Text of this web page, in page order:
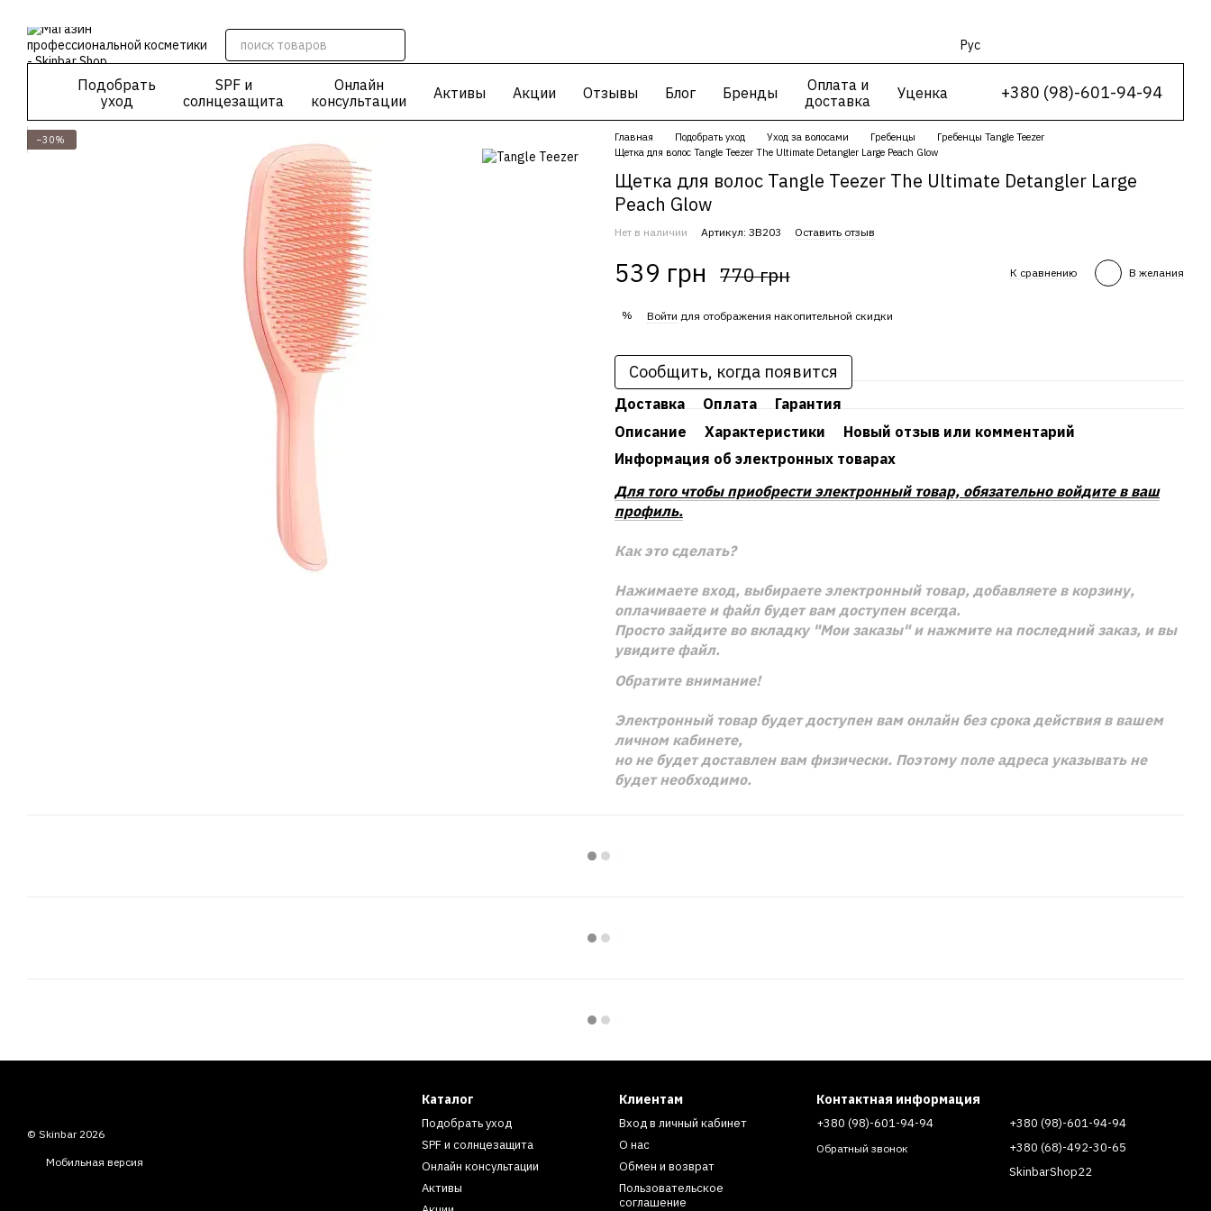
Рус
Подобрать
уход
SPF и
солнцезащита
Онлайн
консультации
Активы Акции Отзывы Блог Бренды
Оплата и
доставка
Уценка +380 (98)-601-94-94
−30% Главная Подобрать уход Уход за волосами Гребенцы
Гребенцы Tangle Teezer
Щетка для волос Tangle Teezer The Ultimate Detangler Large Peach Glow
Щетка для волос Tangle Teezer The Ultimate Detangler Large
Peach Glow
Нет в наличии Артикул: ЗВ203 Оставить отзыв
539 грн 770 грн К сравнению В желания
% Войти для отображения накопительной скидки
Сообщить, когда появится
Доставка Оплата
Гарантия
Описание
Характеристики
Новый отзыв или комментарий
Информация об электронных товарах
Для того чтобы приобрести электронный товар, обязательно войдите в ваш
профиль.
Как это сделать?
Нажимаете вход, выбираете электронный товар, добавляете в корзину,
оплачиваете и файл будет вам доступен всегда.
Просто зайдите во вкладку "Мои заказы" и нажмите на последний заказ, и вы
увидите файл.
Обратите внимание!
Электронный товар будет доступен вам онлайн без срока действия в вашем
личном кабинете,
но не будет доставлен вам физически. Поэтому поле адреса указывать не
будет необходимо.
© Skinbar 2026
Мобильная версия
Каталог
Подобрать уход
SPF и солнцезащита
Онлайн консультации
Активы
Клиентам
Вход в личный кабинет
О нас
Обмен и возврат
Пользовательское
соглашение
Контактная информация
+380 (98)-601-94-94
Обратный звонок
+380 (98)-601-94-94
+380 (68)-492-30-65
SkinbarShop22